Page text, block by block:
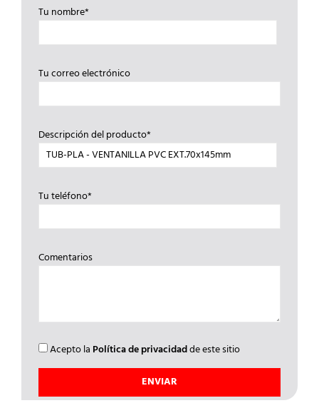
Tu nombre*
Tu correo electrónico
Descripción del producto*
Tu teléfono*
Comentarios
Acepto la Política de privacidadde este sitio